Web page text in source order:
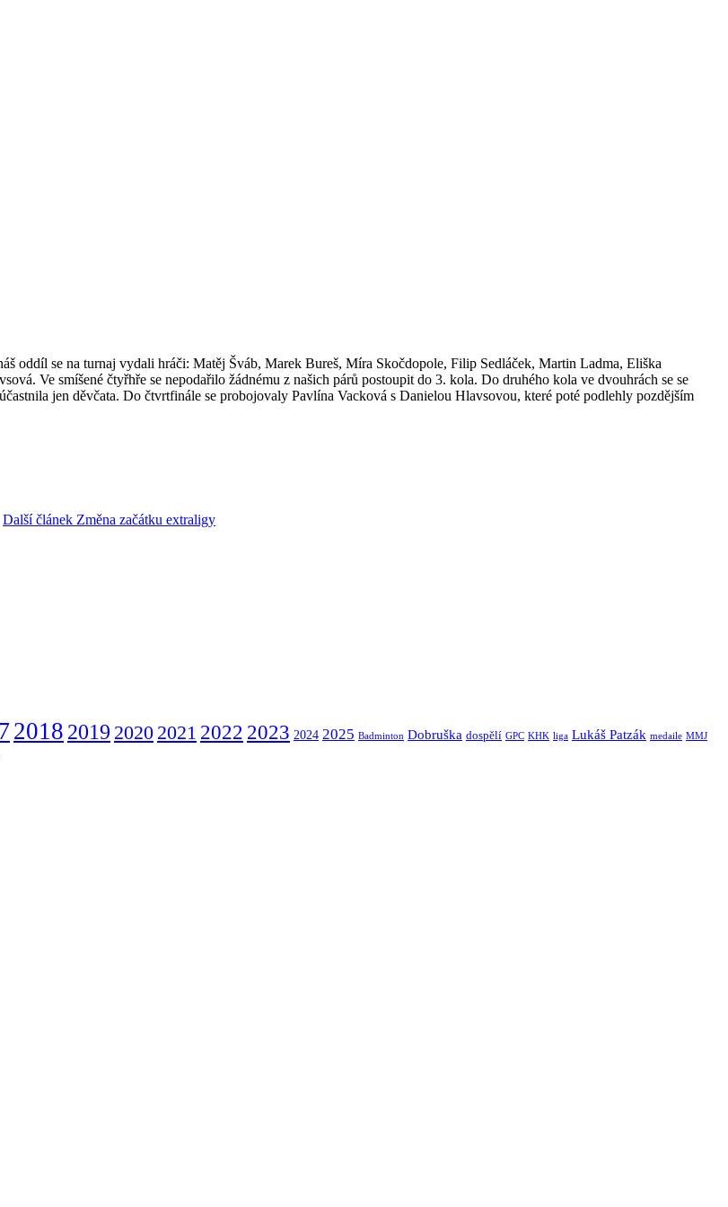
oddíl se na turnaj vydali hráči: Matěj Šváb, Marek Bureš, Míra Skočdopole, Filip Sedláček, Martin Ladma, Eliška
Ve smíšené čtyřhře se nepodařilo žádnému z našich párů postoupit do 3. kola. Do druhého kola ve dvouhrách se se
jen děvčata. Do čtvrtfinále se probojovaly Pavlína Vacková s Danielou Hlavsovou, které poté podlehly pozdějším
Další článek Změna začátku extraligy
2018 2019 2020 2021 2022 2023 2024 2025 Badminton Dobruška dospělí GPC KHK liga Lukáš Patzák medaile MMJ